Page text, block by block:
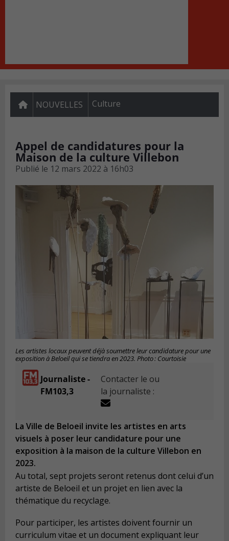
NOUVELLES Culture
Appel de candidatures pour la
Maison de la culture Villebon
Publié le 12 mars 2022 à 16h03
Les artistes locaux peuvent déjà soumettre leur candidature pour une
exposition à Beloeil qui se tiendra en 2023. Photo : Courtoisie
Journaliste -
FM103,3
Contacter le ou
la journaliste :
La Ville de Beloeil invite les artistes en arts
visuels à poser leur candidature pour une
exposition à la maison de la culture Villebon en
2023.
Au total, sept projets seront retenus dont celui d’un
artiste de Beloeil et un projet en lien avec la
thématique du recyclage.
Pour participer, les artistes doivent fournir un
curriculum vitae et un document expliquant leur